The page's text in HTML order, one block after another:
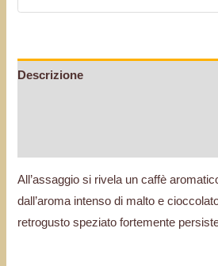
Descrizione
All’assaggio si rivela un caffè
dall’aroma intenso di malto e
retrogusto speziato fortemente